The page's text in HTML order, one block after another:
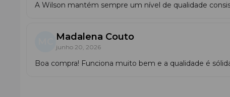
A Wilson mantém sempre um nível de qualidade
Madalena Couto
junho 20, 2026
Boa compra! Funciona muito bem e a qualidade é